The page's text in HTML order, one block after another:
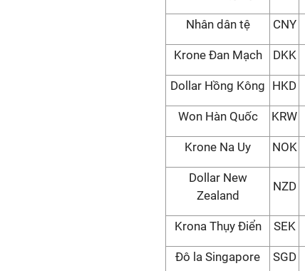
Nhân dân tệ CNY
Krone Đan Mạch DKK
Dollar Hồng Kông HKD
Won Hàn Quốc KRW
Krone Na Uy NOK
Dollar New
Zealand
NZD
Krona Thụy Điển SEK
Đô la Singapore SGD